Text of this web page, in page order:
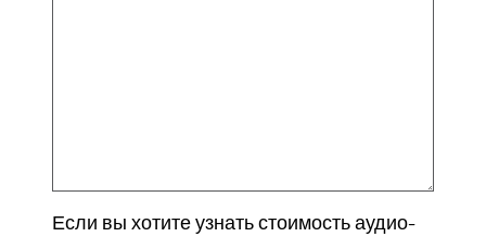
Если вы хотите узнать стоимость аудио-